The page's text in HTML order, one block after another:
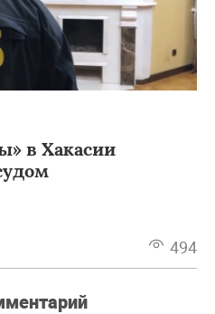
в Хакасии
494